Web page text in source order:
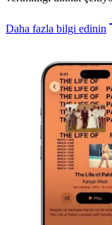
Daha fazla bilgi edinin